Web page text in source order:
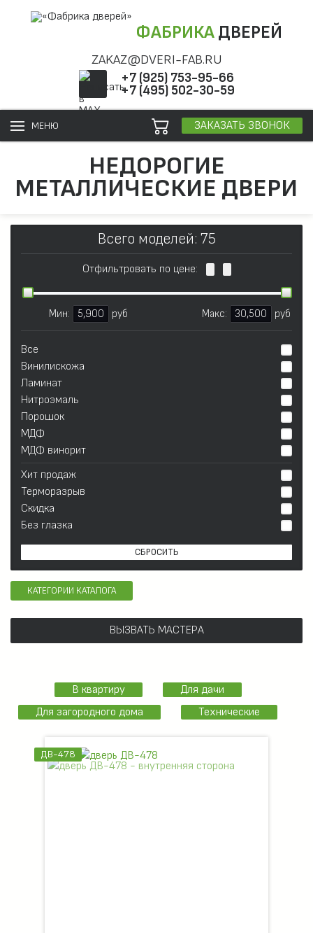
ФАБРИКАДВЕРЕЙ
ZAKAZ@DVERI-FAB.RU
+7 (925) 753-95-66
+7 (495) 502-30-59
МЕНЮ ЗАКАЗАТЬ ЗВОНОК
НЕДОРОГИЕ
МЕТАЛЛИЧЕСКИЕ ДВЕРИ
Всего моделей: 75
Отфильтровать по цене:
Мин: 5,900 руб Макс: 30,500 руб
Все
Винилискожа
Ламинат
Нитроэмаль
Порошок
МДФ
МДФ винорит
Хит продаж
Терморазрыв
Скидка
Без глазка
СБРОСИТЬ
КАТЕГОРИИ КАТАЛОГА
ВЫЗВАТЬ МАСТЕРА
В квартиру
Для дачи
Для загородного дома
Технические
ДВ-478